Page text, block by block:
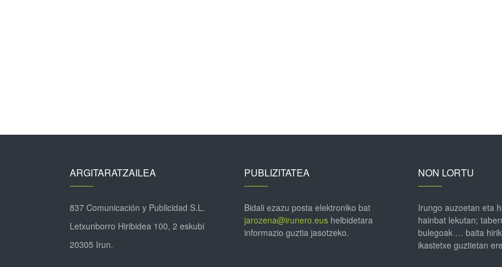
ARGITARATZAILEA
837 Comunicación y Publicidad S.L.
Letxunborro Hiribidea 100, 2 eskubi
20305 Irun.
PUBLIZITATEA
Bidali ezazu posta elektroniko bat
jarozena@irunero.eushelbidetara
informazio guztia jasotzeko.
NON LORTU
Irungo auzoetan eta
hainbat lekutan;
bulegoak … baita
ikastetxe guztietan